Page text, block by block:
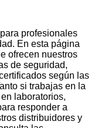
profesionales
En esta página
ofrecen nuestros
de seguridad,
según las
si trabajas en la
laboratorios,
responder a
distribuidores y